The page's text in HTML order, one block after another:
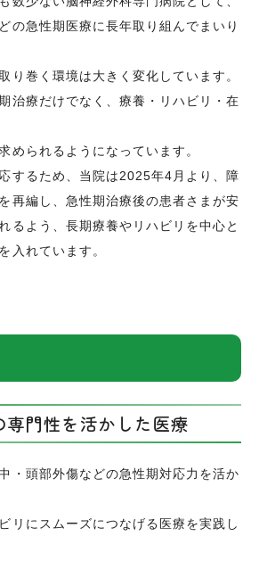
の急性期医療に長年取り組んでまいり
り巻く環境は大きく変化しています。
治療だけでなく、療養・リハビリ・在
められるようになっています。
するため、当院は2025年4月より、障
再編し、急性期治療後の患者さまが安
るよう、長期療養やリハビリを中心と
入れています。
専門性を活かした医療
・頭部外傷などの急性期対応力を活か
リにスムーズにつなげる医療を実践し